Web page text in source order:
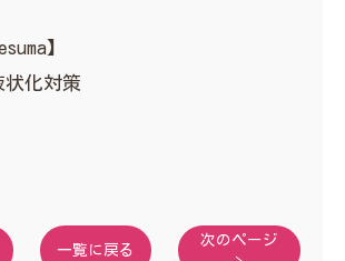
】
状化対策
一覧に戻る
次のページ